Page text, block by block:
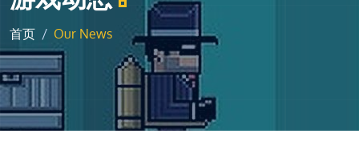
首页 Our News